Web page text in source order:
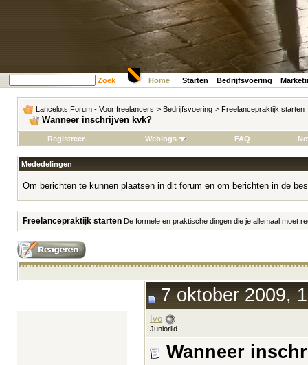
Zoek Home Starten Bedrijfsvoering
Lancelots Forum - Voor freelancers > Bedrijfsvoering > Freelancepraktijk starten
Wanneer inschrijven kvk?
Registreer Weblogs FAQ
Mededelingen
Om berichten te kunnen plaatsen in dit forum en om berichten in de
Freelancepraktijk starten De formele en praktische dingen die je allemaal moet
7 oktober 2009,
Ivo
Juniorlid
Wanneer